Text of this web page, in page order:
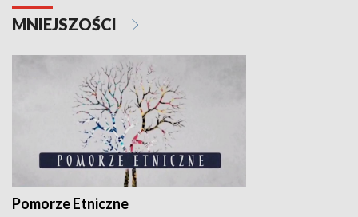
MNIEJSZOŚCI
Pomorze Etniczne